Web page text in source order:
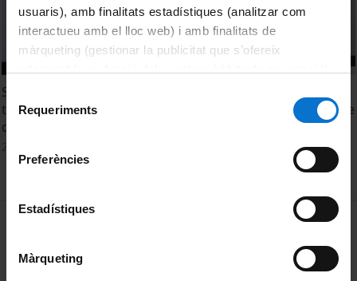
usuaris), amb finalitats estadístiques (analitzar com
interactueu amb el lloc web) i amb finalitats de
màrqueting (gestionar la publicitat que s’ofereix
consultar laPolítica de galetes del lloc web de la
Selecció
consentiment
Requeriments
Preferències
Estadístiques
Màrqueting
Societat, disciplines STEM i COVID-19: necessitat d'un
treball interdisciplinari? Taula rodona amb especialistes de
de l’àmbit.
MENÚ PEU 1